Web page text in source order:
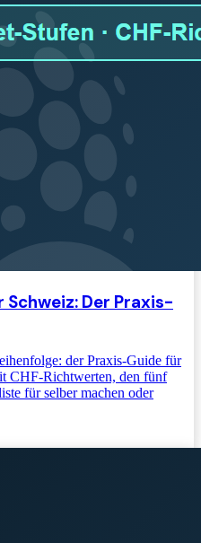
Schweiz: Der Praxis-
der Praxis-Guide für
CHF-Richtwerten, den fünf
für selber machen oder